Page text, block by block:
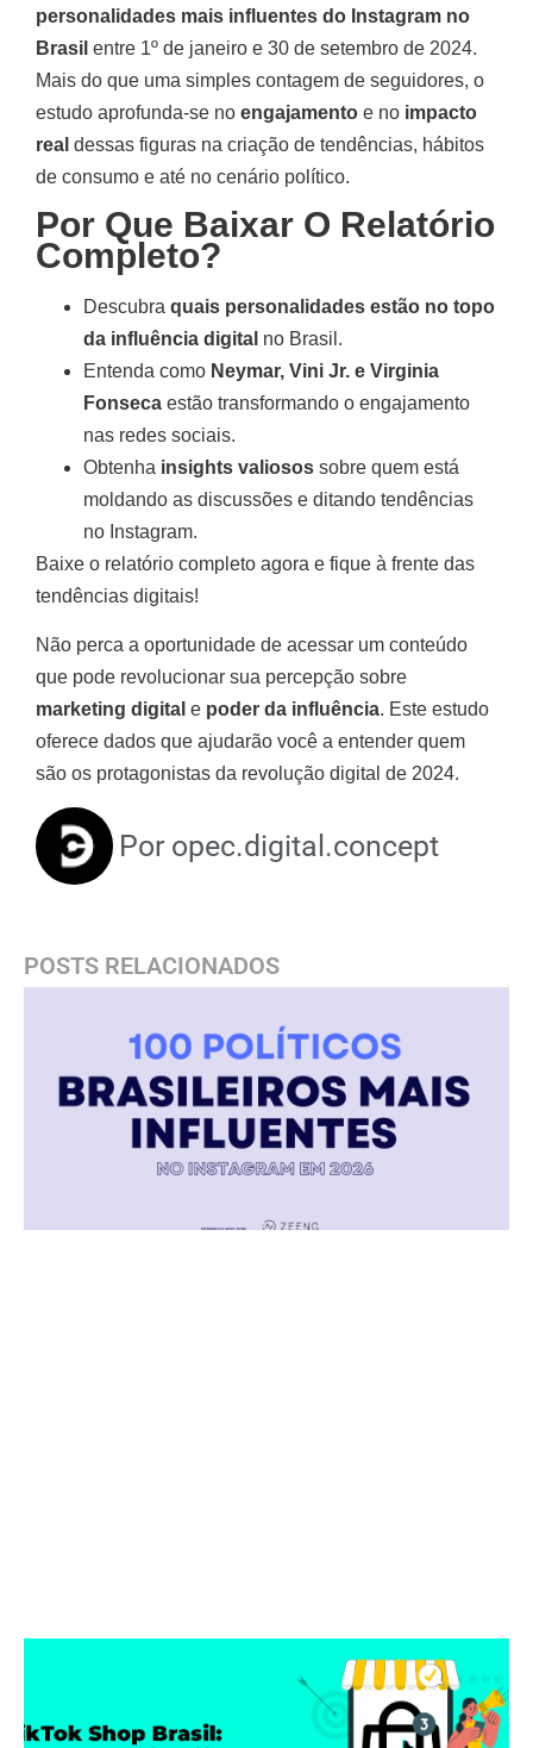
personalidades mais influentes do Instagram no
Brasil entre 1º de janeiro e 30 de setembro de 2024.
Mais do que uma simples contagem de seguidores, o
estudo aprofunda-se no engajamento e no impacto
real dessas figuras na criação de tendências, hábitos
de consumo e até no cenário político.
Por Que Baixar O Relatório
Completo?
Descubra quais personalidades estão no topo
da influência digital no Brasil.
Entenda como Neymar, Vini Jr. e Virginia
Fonseca estão transformando o engajamento
nas redes sociais.
Obtenha insights valiosos sobre quem está
moldando as discussões e ditando tendências
no Instagram.
Baixe o relatório completo agora e fique à frente das
tendências digitais!
Não perca a oportunidade de acessar um conteúdo
que pode revolucionar sua percepção sobre
marketing digital e poder da influência. Este estudo
oferece dados que ajudarão você a entender quem
são os protagonistas da revolução digital de 2024.
Por opec.digital.concept
POSTS RELACIONADOS